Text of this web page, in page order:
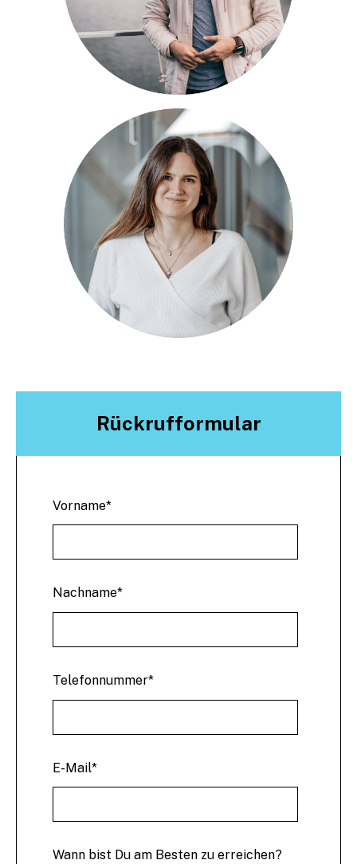
Rückrufformular
Vorname*
Nachname*
Telefonnummer*
E-Mail*
Wann bist Du am Besten zu erreichen?